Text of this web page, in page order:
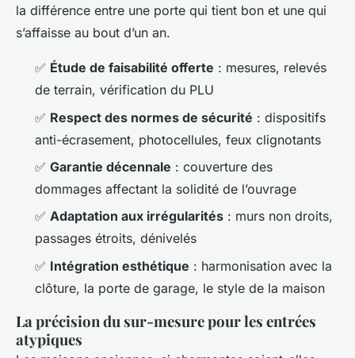
la différence entre une porte qui tient bon et une qui
s’affaisse au bout d’un an.
✅ Étude de faisabilité offerte : mesures, relevés
de terrain, vérification du PLU
✅ Respect des normes de sécurité : dispositifs
anti-écrasement, photocellules, feux clignotants
✅ Garantie décennale : couverture des
dommages affectant la solidité de l’ouvrage
✅ Adaptation aux irrégularités : murs non droits,
passages étroits, dénivelés
✅ Intégration esthétique : harmonisation avec la
clôture, la porte de garage, le style de la maison
La précision du sur-mesure pour les entrées
atypiques